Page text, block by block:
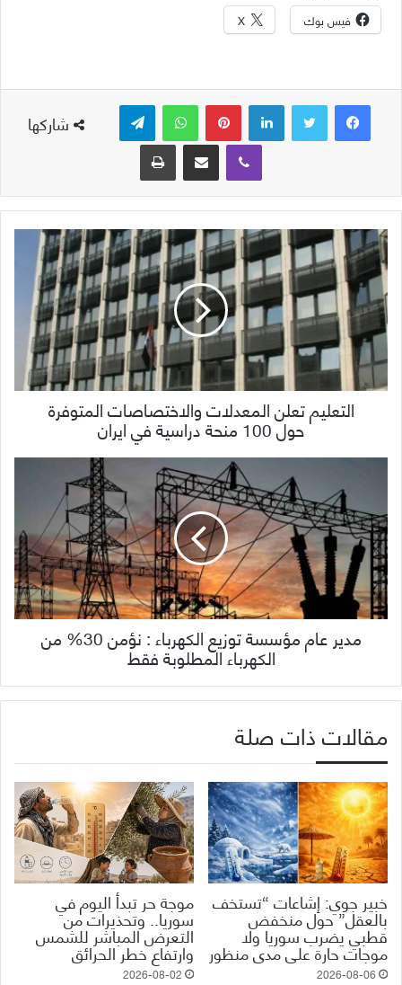
فيس بوك X
شاركها
لينكدإن بينتيريست واتساب
ڤايبر
مشاركة عبر البريد طباعة
التعليم تعلن المعدلات والاختصاصات المتوفرة
حول 100 منحة دراسية في ايران
مدير عام مؤسسة توزيع الكهرباء : نؤمن 30% من
الكهرباء المطلوبة فقط
مقالات ذات صلة
خبير جوي: إشاعات “تستخف
بالعقل” حول منخفض
قطبي يضرب سوريا ولا
موجات حارة على مدى منظور
2026-08-06
موجة حر تبدأ اليوم في
سوريا.. وتحذيرات من
التعرض المباشر للشمس
وارتفاع خطر الحرائق
2026-08-02